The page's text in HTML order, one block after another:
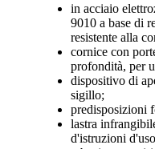
in acciaio
9010 a base di
resistente alla
cornice con
profondità, per
dispositivo di
sigillo;
predisposizioni
lastra
d'istruzioni